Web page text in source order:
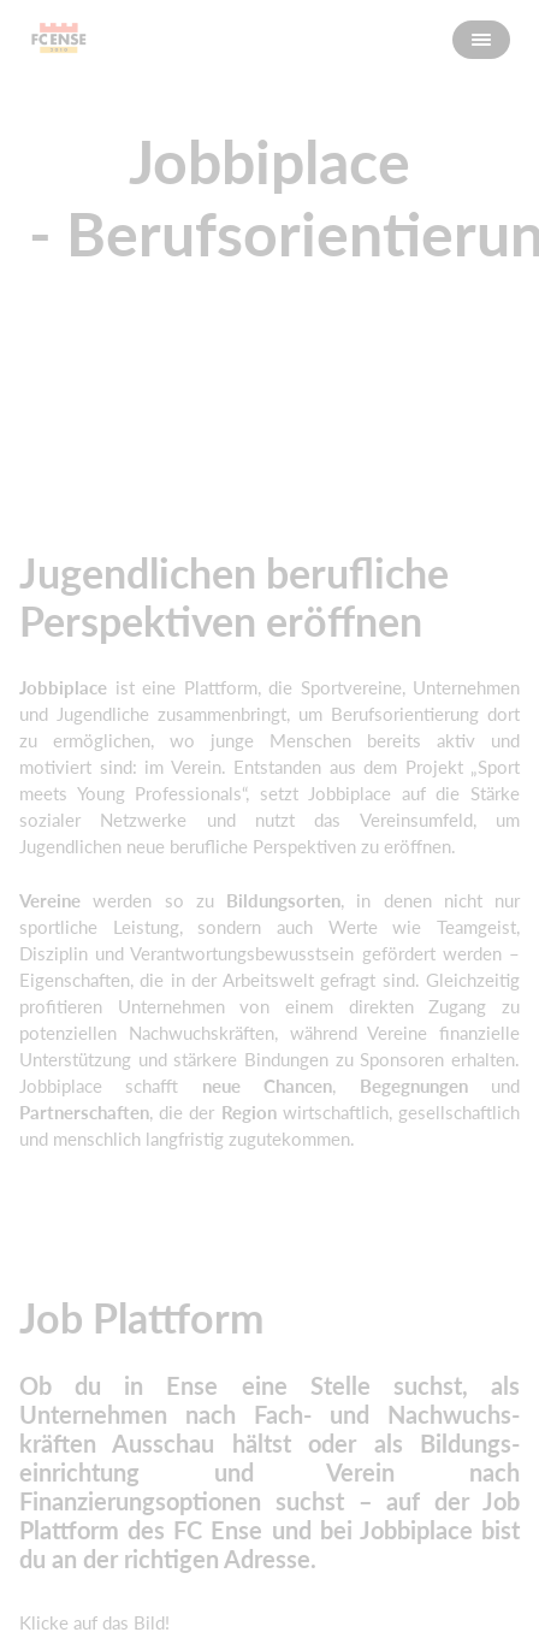
Jobbiplace
-
Jugendlichen berufliche
Perspektiven eröffnen
Jobbiplace ist eine Plattform, die Sportvereine, Unternehmen
und Jugendliche zusammenbringt, um Berufsorientierung dort
zu ermöglichen, wo junge Menschen bereits aktiv und
motiviert sind: im Verein. Entstanden aus dem Projekt „Sport
meets Young Professionals“, setzt Jobbiplace auf die Stärke
sozialer Netzwerke und nutzt das Vereinsumfeld, um
Jugendlichen neue berufliche Perspektiven zu eröffnen.
Vereinewerden so zu Bildungsorten , in denen nicht nur
sportliche Leistung, sondern auch Werte wie Teamgeist,
Disziplin und Verantwortungsbewusstsein gefördert werden –
Eigenschaften, die in der Arbeitswelt gefragt sind. Gleichzeitig
profitieren Unternehmen von einem direkten Zugang zu
potenziellen Nachwuchskräften, während Vereine finanzielle
Unterstützung und stärkere Bindungen zu Sponsoren erhalten.
Jobbiplace schafft neue Chancen Begegnungen und
Partnerschaften , die der Region wirtschaftlich, gesellschaftlich
und menschlich langfristig zugutekommen.
Job Plattform
Ob du in Ense eine Stelle suchst, als
Unternehmen nach Fach- und Nachwuchs-
kräften Ausschau hältst oder als Bildungs-
einrichtung und Verein nach
Finanzierungsoptionen suchst – auf der Job
Plattform des FC Ense und bei Jobbiplace bist
du an der richtigen Adresse.
Klicke auf das Bild!